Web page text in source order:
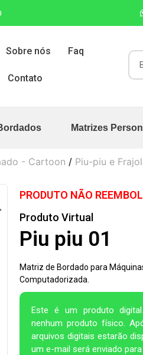
Sobre nós Faq
Contato
Matrizes
- Cartoon / Piu-piu e
PRODUTO NÃO
Produto Virtual
Piu piu 01
Matriz de Bordado para
Computadorizada.
Este é um produto
nenhum produto físico.
arquivos digitais estarão
um e-mail será enviado